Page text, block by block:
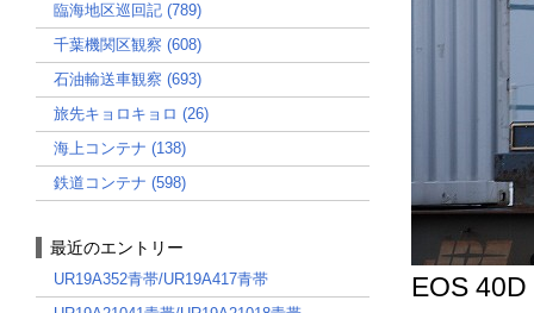
EOS
臨海地区巡回記 (789)
千葉機関区観察 (608)
石油輸送車観察 (693)
旅先キョロキョロ (26)
海上コンテナ (138)
鉄道コンテナ (598)
最近のエントリー
UR19A352青帯/UR19A417青帯